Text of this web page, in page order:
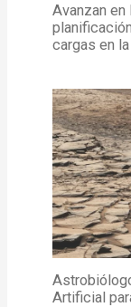
Avanzan en
cargas en
Artificial